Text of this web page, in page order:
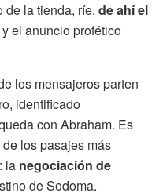
de la tienda, ríe, de ahí el
el anuncio profético
los mensajeros parten
identificado
con Abraham. Es
los pasajes más
la negociación de
de Sodoma.